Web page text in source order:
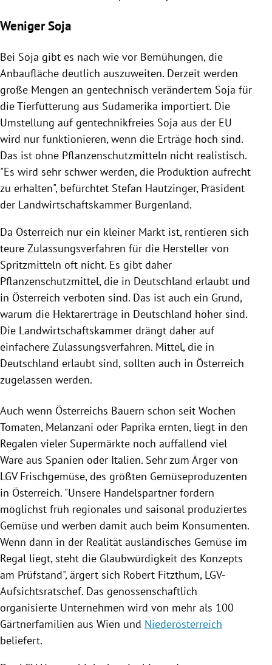
Weniger Soja
Bei Soja gibt es nach wie vor Bemühungen, die
Anbaufläche deutlich auszuweiten. Derzeit werden
große Mengen an gentechnisch verändertem Soja für
die Tierfütterung aus Südamerika importiert. Die
Umstellung auf gentechnikfreies Soja aus der EU
wird nur funktionieren, wenn die Erträge hoch sind.
Das ist ohne Pflanzenschutzmitteln nicht realistisch.
"Es wird sehr schwer werden, die Produktion aufrecht
zu erhalten", befürchtet Stefan Hautzinger, Präsident
der Landwirtschaftskammer Burgenland.
Da Österreich nur ein kleiner Markt ist, rentieren sich
teure Zulassungsverfahren für die Hersteller von
Spritzmitteln oft nicht. Es gibt daher
Pflanzenschutzmittel, die in Deutschland erlaubt und
in Österreich verboten sind. Das ist auch ein Grund,
warum die Hektarerträge in Deutschland höher sind.
Die Landwirtschaftskammer drängt daher auf
einfachere Zulassungsverfahren. Mittel, die in
Deutschland erlaubt sind, sollten auch in Österreich
zugelassen werden.
Auch wenn Österreichs Bauern schon seit Wochen
Tomaten, Melanzani oder Paprika ernten, liegt in den
Regalen vieler Supermärkte noch auffallend viel
Ware aus Spanien oder Italien. Sehr zum Ärger von
LGV Frischgemüse, des größten Gemüseproduzenten
in Österreich. "Unsere Handelspartner fordern
möglichst früh regionales und saisonal produziertes
Gemüse und werben damit auch beim Konsumenten.
Wenn dann in der Realität ausländisches Gemüse im
Regal liegt, steht die Glaubwürdigkeit des Konzepts
am Prüfstand", ärgert sich Robert Fitzthum, LGV-
Aufsichtsratschef. Das genossenschaftlich
organisierte Unternehmen wird von mehr als 100
Gärtnerfamilien aus Wien und Niederösterreich
beliefert.